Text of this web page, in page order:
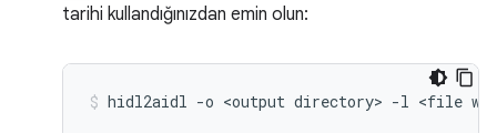
tarihi kullandığınızdan emin olun:
hidl2aidl -o <output directory> -l <file